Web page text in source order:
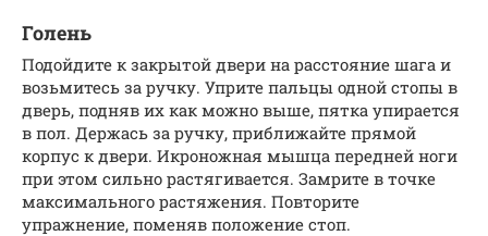
Голень
Подойдите к закрытой двери на расстояние шага и
возьмитесь за ручку. Уприте пальцы одной стопы в
дверь, подняв их как можно выше, пятка упирается
в пол. Держась за ручку, приближайте прямой
корпус к двери. Икроножная мышца передней ноги
при этом сильно растягивается. Замрите в точке
максимального растяжения. Повторите
упражнение, поменяв положение стоп.